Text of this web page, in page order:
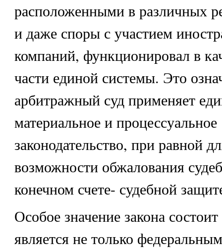
расположенными в различных
и даже споры с участием
компаний, функционировал в
части единой системы. Это
арбитражный суд применяет
материальное и процессуальное
законодательство, при равной
возможности обжалования
конечном счете- судебной
Особое значение закона
является не только